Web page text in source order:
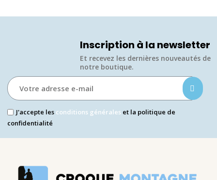
Inscription à la newsletter
Et recevez les dernières nouveautés de
notre boutique.​
J'accepte les conditions générales et la politique de
confidentialité